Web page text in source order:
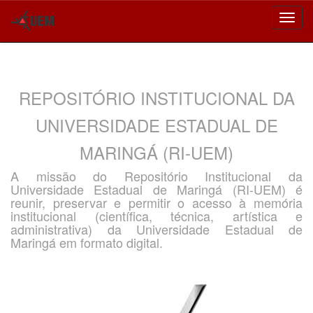
REPOSITÓRIO INSTITUCIONAL DA
UNIVERSIDADE ESTADUAL DE
MARINGÁ (RI-UEM)
A missão do Repositório Institucional da
Universidade Estadual de Maringá (RI-UEM) é
reunir, preservar e permitir o acesso à memória
institucional (científica, técnica, artística e
administrativa) da Universidade Estadual de
Maringá em formato digital.